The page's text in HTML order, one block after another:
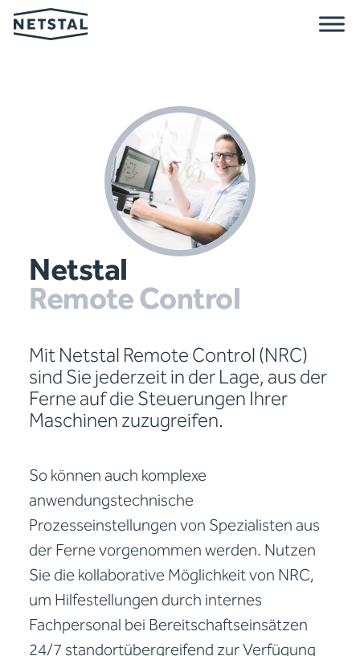
Netstal
Remote Control
Mit Netstal Remote Control (NRC)
sind Sie jederzeit in der Lage, aus der
Ferne auf die Steuerungen Ihrer
Maschinen zuzugreifen.
So können auch komplexe
anwendungstechnische
Prozesseinstellungen von Spezialisten aus
der Ferne vorgenommen werden. Nutzen
Sie die kollaborative Möglichkeit von NRC,
um Hilfestellungen durch internes
Fachpersonal bei Bereitschaftseinsätzen
24/7 standortübergreifend zur Verfügung